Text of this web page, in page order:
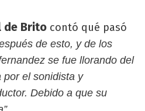
de Brito contó qué pasó
de esto, y de los
se fue llorando del
por el sonidista y
Debido a que su